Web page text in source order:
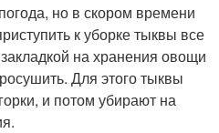
но в скором времени
к уборке тыквы все
на хранения овощи
Для этого тыквы
и потом убирают на